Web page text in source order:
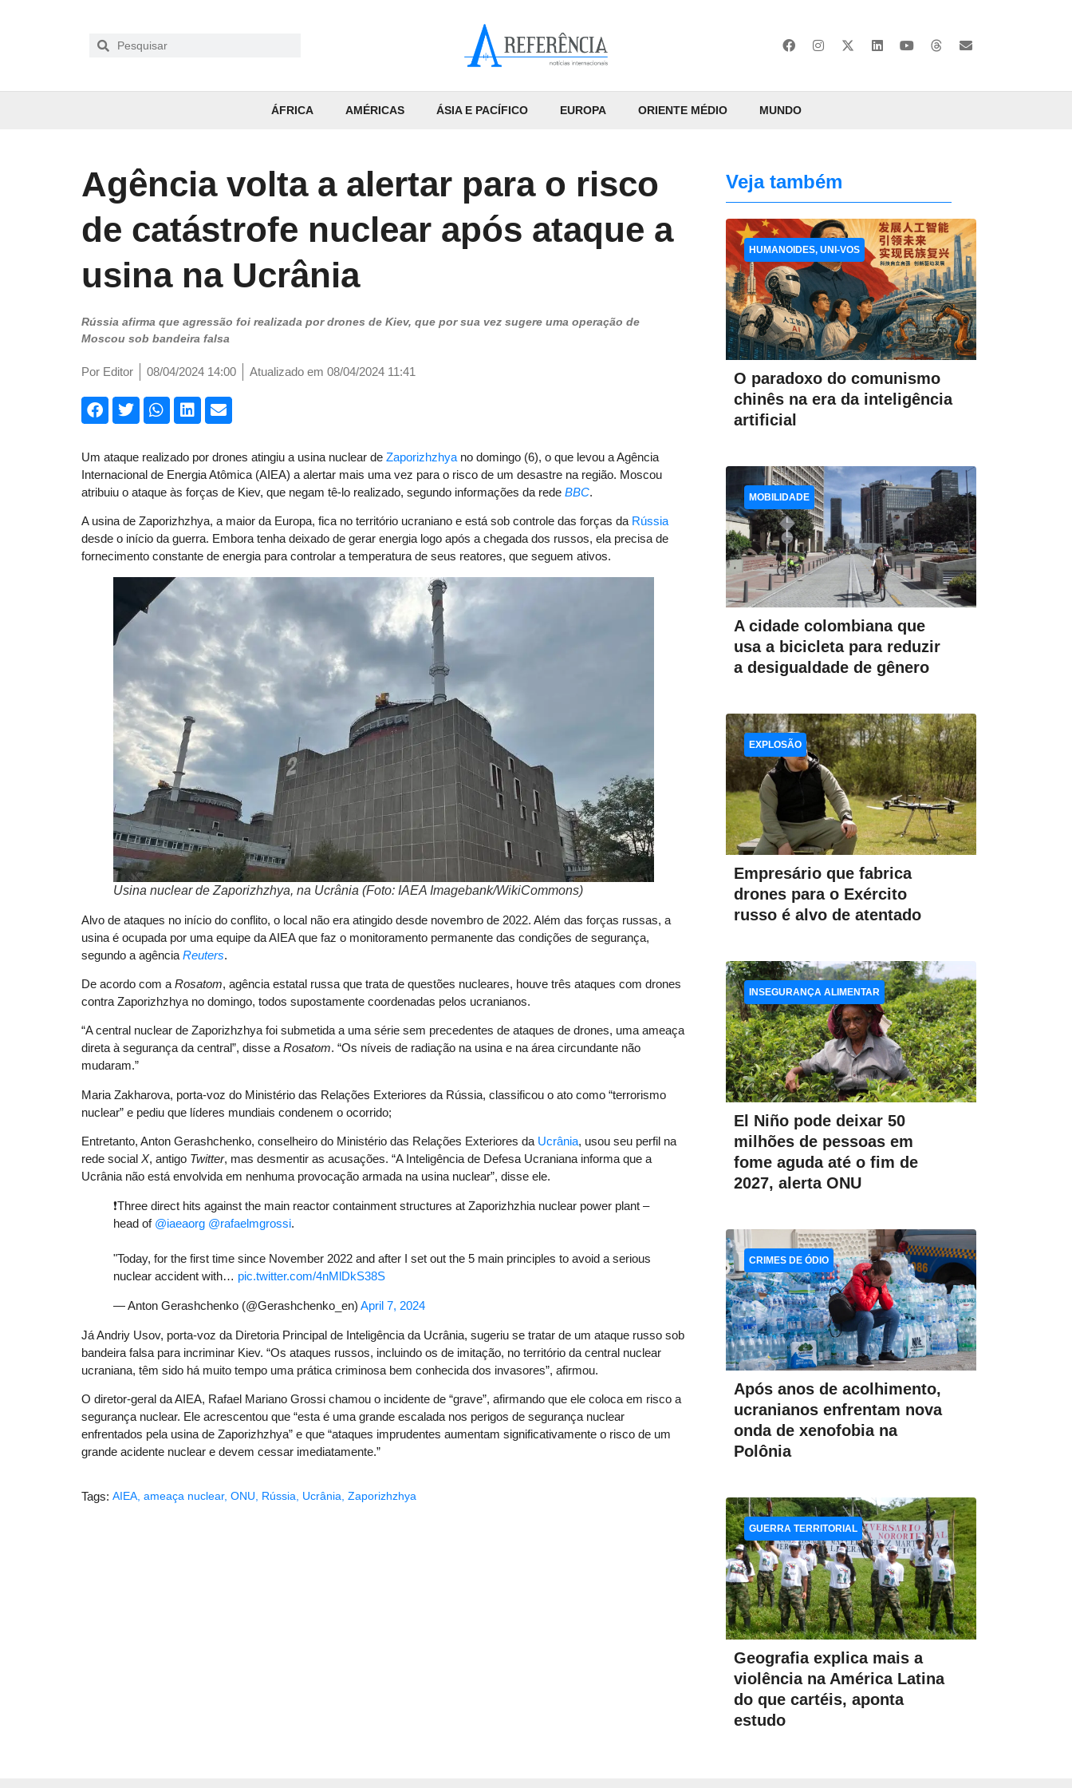
ÁFRICA AMÉRICAS ÁSIA E PACÍFICO EUROPA ORIENTE MÉDIO MUNDO
Agência volta a alertar para o risco
de catástrofe nuclear após ataque a
usina na Ucrânia
Rússia afirma que agressão foi realizada por drones de Kiev, que por sua vez sugere uma operação de
Moscou sob bandeira falsa
Por Editor 08/04/2024 14:00 Atualizado em 08/04/2024 11:41
Um ataque realizado por drones atingiu a usina nuclear de Zaporizhzhya no domingo (6), o que levou a Agência
Internacional de Energia Atômica (AIEA) a alertar mais uma vez para o risco de um desastre na região. Moscou
atribuiu o ataque às forças de Kiev, que negam tê-lo realizado, segundo informações da rede BBC.
A usina de Zaporizhzhya, a maior da Europa, fica no território ucraniano e está sob controle das forças da Rússia
desde o início da guerra. Embora tenha deixado de gerar energia logo após a chegada dos russos, ela precisa de
fornecimento constante de energia para controlar a temperatura de seus reatores, que seguem ativos.
Usina nuclear de Zaporizhzhya, na Ucrânia (Foto: IAEA Imagebank/WikiCommons)
Alvo de ataques no início do conflito, o local não era atingido desde novembro de 2022. Além das forças russas, a
usina é ocupada por uma equipe da AIEA que faz o monitoramento permanente das condições de segurança,
segundo a agência Reuters.
De acordo com a Rosatom, agência estatal russa que trata de questões nucleares, houve três ataques com drones
contra Zaporizhzhya no domingo, todos supostamente coordenadas pelos ucranianos.
“A central nuclear de Zaporizhzhya foi submetida a uma série sem precedentes de ataques de drones, uma ameaça
direta à segurança da central”, disse aRosatom. “Os níveis de radiação na usina e na área circundante não
mudaram.”
Maria Zakharova, porta-voz do Ministério das Relações Exteriores da Rússia, classificou o ato como “terrorismo
nuclear” e pediu que líderes mundiais condenem o ocorrido;
Entretanto, Anton Gerashchenko, conselheiro do Ministério das Relações Exteriores da Ucrânia, usou seu perfil na
rede social X, antigo Twitter, mas desmentir as acusações. “A Inteligência de Defesa Ucraniana informa que a
Ucrânia não está envolvida em nenhuma provocação armada na usina nuclear”, disse ele.
❗️Three direct hits against the main reactor containment structures at Zaporizhzhia nuclear power plant –
head of @iaeaorg @rafaelmgrossi.
"Today, for the first time since November 2022 and after I set out the 5 main principles to avoid a serious
nuclear accident with… pic.twitter.com/4nMlDkS38S
— Anton Gerashchenko (@Gerashchenko_en) April 7, 2024
Já Andriy Usov, porta-voz da Diretoria Principal de Inteligência da Ucrânia, sugeriu se tratar de um ataque russo sob
bandeira falsa para incriminar Kiev. “Os ataques russos, incluindo os de imitação, no território da central nuclear
ucraniana, têm sido há muito tempo uma prática criminosa bem conhecida dos invasores”, afirmou.
O diretor-geral da AIEA, Rafael Mariano Grossi chamou o incidente de “grave”, afirmando que ele coloca em risco a
segurança nuclear. Ele acrescentou que “esta é uma grande escalada nos perigos de segurança nuclear
enfrentados pela usina de Zaporizhzhya” e que “ataques imprudentes aumentam significativamente o risco de um
grande acidente nuclear e devem cessar imediatamente.”
Tags: AIEA, ameaça nuclear, ONU, Rússia, Ucrânia, Zaporizhzhya
Veja também
O paradoxo do comunismo
chinês na era da inteligência
artificial
HUMANOIDES, UNI-VOS
A cidade colombiana que
usa a bicicleta para reduzir
a desigualdade de gênero
MOBILIDADE
Empresário que fabrica
drones para o Exército
russo é alvo de atentado
EXPLOSÃO
El Niño pode deixar 50
milhões de pessoas em
fome aguda até o fim de
2027, alerta ONU
INSEGURANÇA ALIMENTAR
Após anos de acolhimento,
ucranianos enfrentam nova
onda de xenofobia na
Polônia
CRIMES DE ÓDIO
Geografia explica mais a
violência na América Latina
do que cartéis, aponta
estudo
GUERRA TERRITORIAL